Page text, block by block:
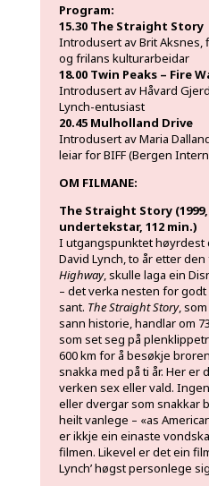
Program:
15.30 The Straight Story
Introdusert av Brit Aksnes,
og frilans kulturarbeidar
18.00 Twin Peaks – Fire
Introdusert av Håvard
Lynch-entusiast
20.45 Mulholland Drive
Introdusert av Maria
leiar for BIFF (Bergen
OM FILMANE:
The Straight Story
undertekstar, 112 min.)
I utgangspunktet høyrdest
David Lynch, to år etter
Highway, skulle laga ein
– det verka nesten for
sant. The Straight Story,
sann historie, handlar om
som set seg på
600 km for å besøkje
snakka med på ti år. Her er
verken sex eller vald.
eller dvergar som snakkar
heilt vanlege – «as
er ikkje ein einaste
filmen. Likevel er det ein
Lynch’ høgst personlege